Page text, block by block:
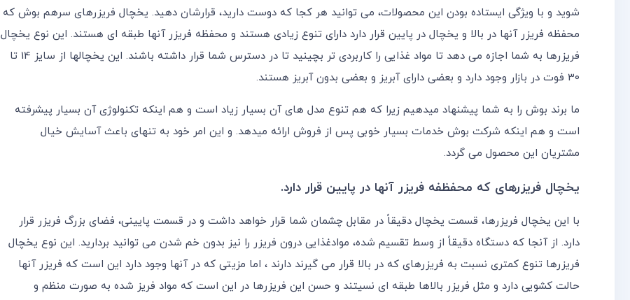
شوید و با ویژگی ایستاده بودن این محصولات، می توانید هر کجا که دوست دارید، قرارشان دهید. یخچال فریزرهای سرهم بوش که
محفظه فریزر آنها در بالا و یخچال در پایین قرار دارد دارای تنوع زیادی هستند و محفظه فریزر آنها طبقه ای هستند. این نوع یخچال
فریزرها به شما اجازه می دهد تا مواد غذایی را کاربردی تر بچینید تا در دسترس شما قرار داشته باشند. این یخچالها از سایز 14 تا
30 فوت در بازار وجود دارد و بعضی دارای آبریز و بعضی بدون آبریز هستند.
ما برند بوش را به شما پیشنهاد میدهیم زیرا که هم تنوع مدل های آن بسیار زیاد است و هم اینکه تکنولوژی آن بسیار پیشرفته
است و هم اینکه شرکت بوش خدمات بسیار خوبی پس از فروش ارائه میدهد. و این امر خود به تنهای باعث آسایش خیال
مشتریان این محصول می گردد.
یخچال فریزرهای که محفظفه فریزر آنها در پایین قرار دارد.
با این یخچال فریزرها، قسمت یخچال دقیقاً در مقابل چشمان شما قرار خواهد داشت و در قسمت پایینی، فضای بزرگ فریزر قرار
دارد. از آنجا که دستگاه دقیقاً از وسط تقسیم شده، موادغذایی درون فریزر را نیز بدون خم شدن می توانید بردارید. این نوع یخچال
فریزرها تنوع کمتری نسبت به فریزرهای که در بالا قرار می گیرند دارند ، اما مزیتی که در آنها وجود دارد این است که فریزر آنها
حالت کشویی دارد و مثل فریزر بالاها طبقه ای نسیتند و حسن این فریزرها در این است که مواد فریز شده به صورت منظم و